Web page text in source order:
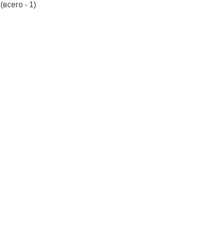
(всего - 1)